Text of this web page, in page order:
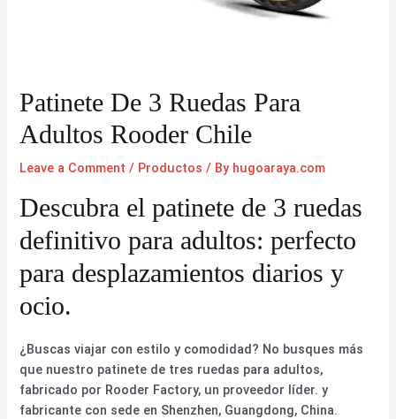
Patinete De 3 Ruedas Para
Adultos Rooder Chile
Leave a Comment / Productos / By hugoaraya.com
Descubra el patinete de 3 ruedas
definitivo para adultos: perfecto
para desplazamientos diarios y
ocio.
¿Buscas viajar con estilo y comodidad? No busques más
que nuestro patinete de tres ruedas para adultos,
fabricado por Rooder Factory, un proveedor líder. y
fabricante con sede en Shenzhen, Guangdong, China.